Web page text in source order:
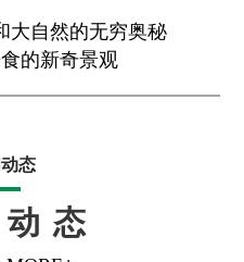
大自然的无穷奥秘
的新奇景观
态
态